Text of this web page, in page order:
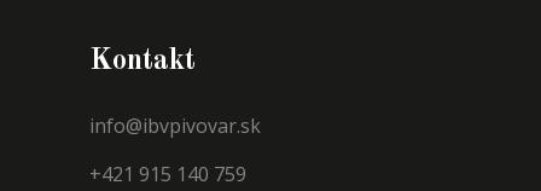
Kontakt
info@ibvpivovar.sk
+421 915 140 759